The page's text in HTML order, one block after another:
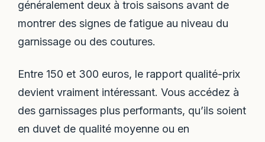
généralement deux à trois saisons avant de
montrer des signes de fatigue au niveau du
garnissage ou des coutures.
Entre 150 et 300 euros, le rapport qualité-prix
devient vraiment intéressant. Vous accédez à
des garnissages plus performants, qu’ils soient
en duvet de qualité moyenne ou en